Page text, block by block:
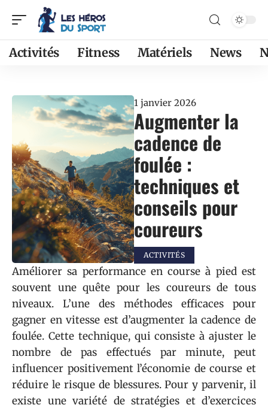
Activités Fitness Matériels News
1 janvier 2026
Augmenter la
cadence de
foulée :
techniques et
conseils pour
coureurs
ACTIVITÉS
Améliorer sa performance en course à pied est
souvent une quête pour les coureurs de tous
niveaux. L’une des méthodes efficaces pour
gagner en vitesse est d’augmenter la cadence de
foulée. Cette technique, qui consiste à ajuster le
nombre de pas effectués par minute, peut
influencer positivement l’économie de course et
réduire le risque de blessures. Pour y parvenir, il
existe une variété de stratégies et d’exercices